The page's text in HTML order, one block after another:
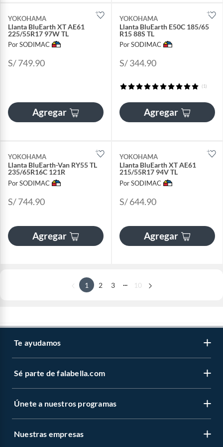
YOKOHAMA
Llanta BluEarth XT AE61
225/55R17 97W TL
Por SODIMAC
S/ 749.90
Agregar
YOKOHAMA
Llanta BluEarth E50C 185/65
R15 88S TL
Por SODIMAC
S/ 344.90
(1)
Agregar
YOKOHAMA
Llanta BluEarth-Van RY55 TL
235/65R16C 121R
Por SODIMAC
S/ 744.90
Agregar
YOKOHAMA
Llanta BluEarth XT AE61
215/55R17 94V TL
Por SODIMAC
S/ 644.90
Agregar
1 2 3 10
Te ayudamos
Sé parte de falabella.com
Únete a nuestros programas
Nuestras empresas